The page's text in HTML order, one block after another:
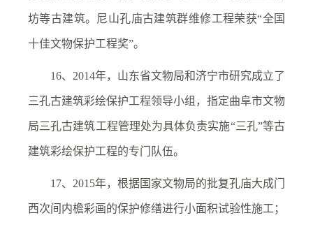
坊等古建筑。尼山孔庙古建筑群维修工程荣获“全国
十佳文物保护工程奖”。
16、2014年，山东省文物局和济宁市研究成立了
三孔古建筑彩绘保护工程领导小组，指定曲阜市文物
局三孔古建筑工程管理处为具体负责实施“三孔”等古
建筑彩绘保护工程的专门队伍。
17、2015年，根据国家文物局的批复孔庙大成门
西次间内檐彩画的保护修缮进行小面积试验性施工；